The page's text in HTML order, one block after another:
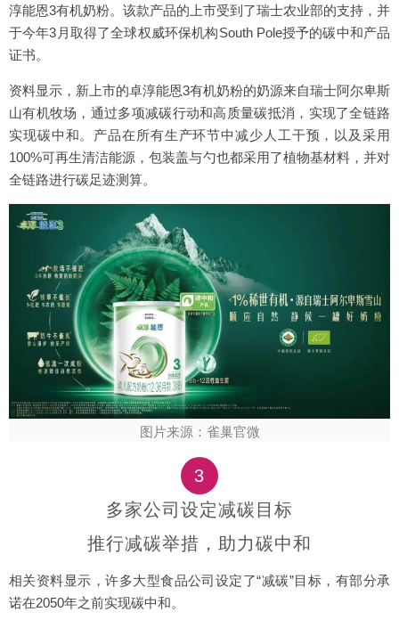
淳能恩3有机奶粉。该款产品的上市受到了瑞士农业部的支持，并
于今年3月取得了全球权威环保机构South Pole授予的碳中和产品
证书。
资料显示，新上市的卓淳能恩3有机奶粉的奶源来自瑞士阿尔卑斯
山有机牧场，通过多项减碳行动和高质量碳抵消，实现了全链路
实现碳中和。产品在所有生产环节中减少人工干预，以及采用
100%可再生清洁能源，包装盖与勺也都采用了植物基材料，并对
全链路进行碳足迹测算。
图片来源：雀巢官微
3
多家公司设定减碳目标
推行减碳举措，助力碳中和
相关资料显示，许多大型食品公司设定了“减碳”目标，有部分承
诺在2050年之前实现碳中和。